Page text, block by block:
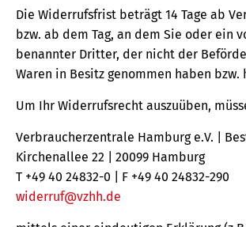
Die Widerrufsfrist beträgt 14 Tage ab
bzw. ab dem Tag, an dem Sie oder ein
benannter Dritter, der nicht der
Waren in Besitz genommen haben bzw.
Um Ihr Widerrufsrecht auszuüben,
Verbraucherzentrale Hamburg e.V. |
Kirchenallee 22 | 20099 Hamburg
T +49 40 24832-0 | F +49 40 24832-290
widerruf@vzhh.de